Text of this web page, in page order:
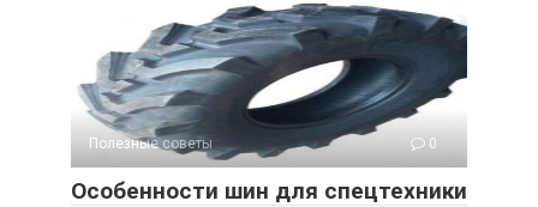
Полезные советы 0
Особенности шин для спецтехники